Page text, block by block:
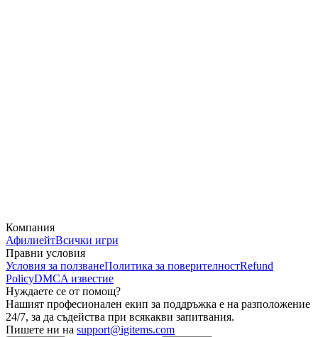
Компания
АфилиейтВсички игри
Правни условия
Условия за ползванеПолитика за поверителностRefund
PolicyDMCA известие
Нуждаете се от помощ?
Нашият професионален екип за поддръжка е на разположение
24/7, за да съдейства при всякакви запитвания.
Пишете ни на support@igitems.com